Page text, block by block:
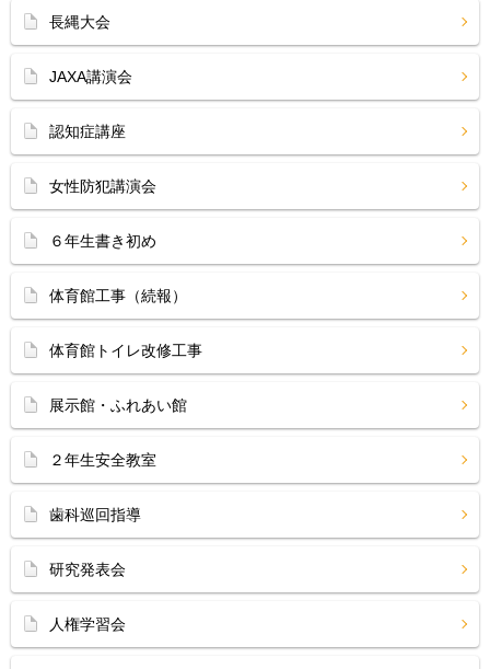
長縄大会
JAXA講演会
認知症講座
女性防犯講演会
６年生書き初め
体育館工事（続報）
体育館トイレ改修工事
展示館・ふれあい館
２年生安全教室
歯科巡回指導
研究発表会
人権学習会